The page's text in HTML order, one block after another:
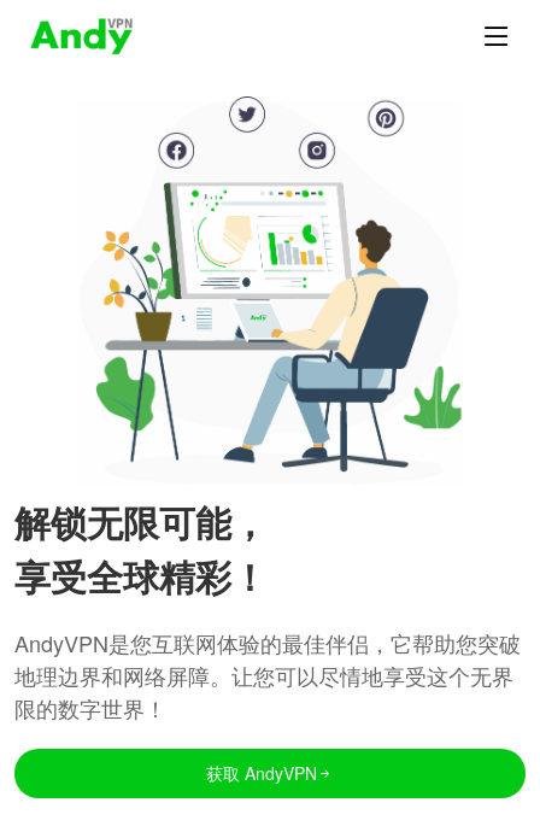
解锁无限可能，
享受全球精彩！
AndyVPN是您互联网体验的最佳伴侣，它帮助您突破
地理边界和网络屏障。让您可以尽情地享受这个无界
限的数字世界！
获取 AndyVPN